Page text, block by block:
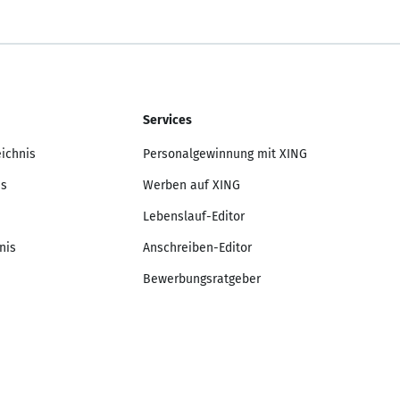
Services
Personalgewinnung mit XING
Werben auf XING
Lebenslauf-Editor
Anschreiben-Editor
Bewerbungsratgeber